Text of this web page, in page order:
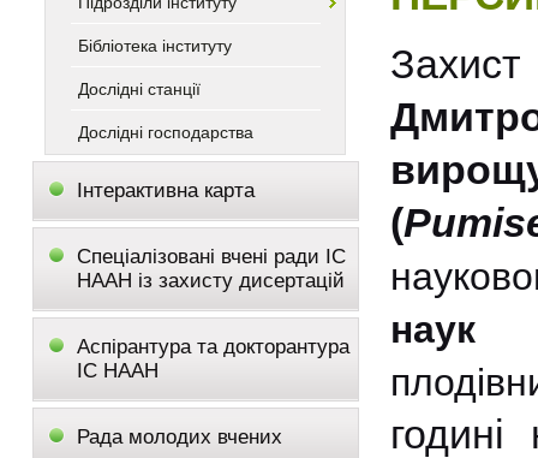
Бібліотека інституту
Дослідні станції
Дослідні господарства
Інтерактивна карта
Спеціалізовані вчені ради ІС
НААН із захисту дисертацій
Аспірантура та докторантура
ІС НААН
Рада молодих вчених
(
наук